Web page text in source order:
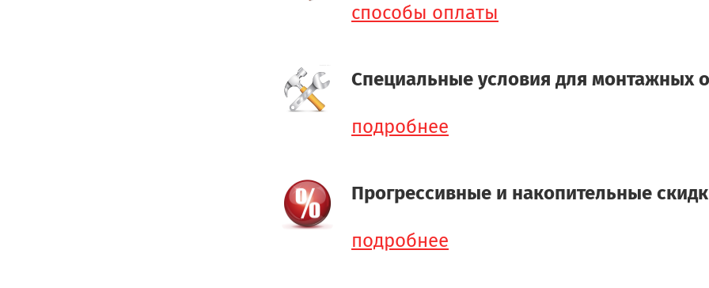
способы оплаты
Специальные условия для монтажных
подробнее
Прогрессивные и накопительные
подробнее